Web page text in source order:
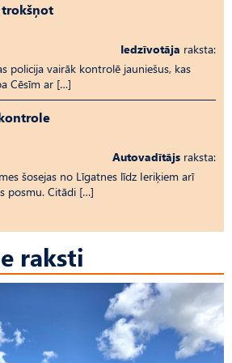
Iedzīvotāja raksta:
policija vairāk kontrolē jauniešus, kas
Cēsīm ar […]
Autovadītājs raksta:
šosejas no Līgatnes līdz Ieriķiem arī
posmu. Citādi […]
raksti